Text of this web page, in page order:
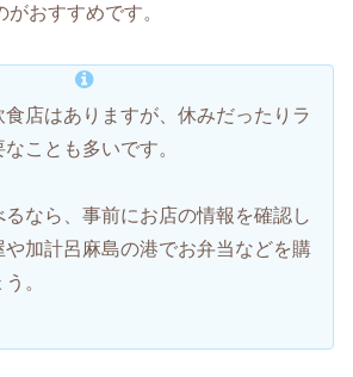
おすすめです。
店はありますが、休みだったりラ
ことも多いです。
なら、事前にお店の情報を確認し
や加計呂麻島の港でお弁当などを購
。